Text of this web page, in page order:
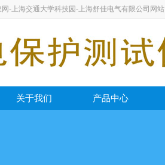
-上海交通大学科技园-上海舒佳电气有限公司网站
关于我们 产品中心